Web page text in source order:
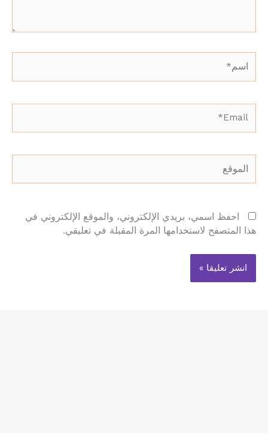
احفظ اسمي، بريدي الإلكتروني، والموقع الإلكتروني في
هذا المتصفح لاستخدامها المرة المقبلة في تعليقي.